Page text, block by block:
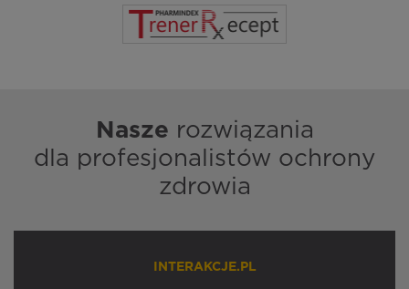
Nasze rozwiązania
dla profesjonalistów ochrony
zdrowia
INTERAKCJE.PL